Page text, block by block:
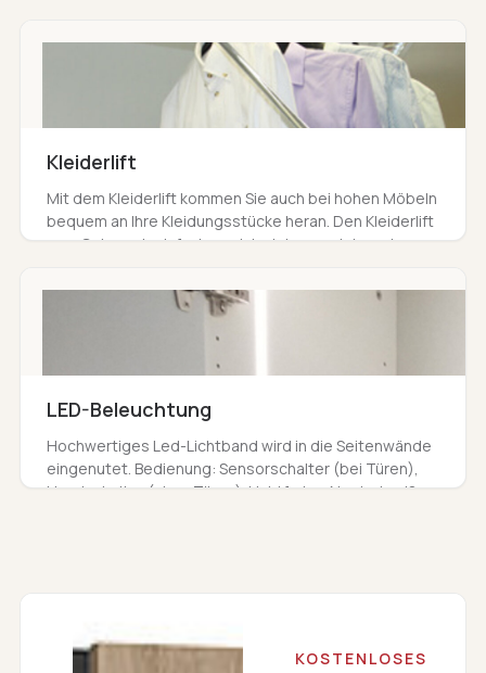
Kleiderlift
Mit dem Kleiderlift kommen Sie auch bei hohen Möbeln
bequem an Ihre Kleidungsstücke heran. Den Kleiderlift
zum Gebrauch einfach zu sich ziehen und danach
LED-Beleuchtung
Hochwertiges Led-Lichtband wird in die Seitenwände
eingenutet. Bedienung: Sensorschalter (bei Türen),
Handschalter (ohne Türen). Lichtfarbe: Neutralweiß
KOSTENLOSES